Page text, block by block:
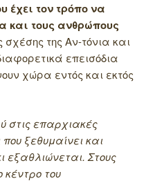
έχει τον τρόπο να
και τους ανθρώπους
σχέσης της Αν-τόνια και
επεισόδια
χώρα εντός και εκτός
στις επαρχιακές
ξεθυμαίνει και
εξαθλιώνεται. Στους
κέντρο του